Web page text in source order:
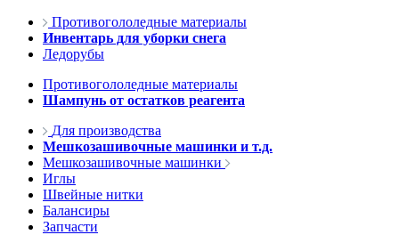
Противогололедные материалы
Инвентарь для уборки снега
Ледорубы
Противогололедные материалы
Шампунь от остатков реагента
Для производства
Мешкозашивочные машинки и т.д.
Мешкозашивочные машинки
Иглы
Швейные нитки
Балансиры
Запчасти